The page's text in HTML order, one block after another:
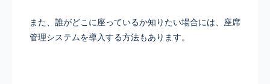
また、誰がどこに座っているか知りたい場合には、座席
管理システムを導入する方法もあります。